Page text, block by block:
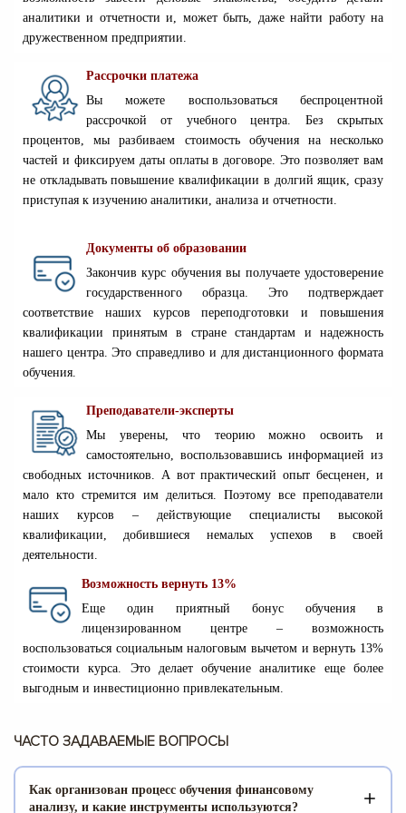
аналитики и отчетности и, может быть, даже найти работу на
дружественном предприятии.
Рассрочки платежа
Вы можете воспользоваться беспроцентной
рассрочкой от учебного центра. Без скрытых
процентов, мы разбиваем стоимость обучения на несколько
частей и фиксируем даты оплаты в договоре. Это позволяет вам
не откладывать повышение квалификации в долгий ящик, сразу
приступая к изучению аналитики, анализа и отчетности.
Документы об образовании
Закончив курс обучения вы получаете удостоверение
государственного образца. Это подтверждает
соответствие наших курсов переподготовки и повышения
квалификации принятым в стране стандартам и надежность
нашего центра. Это справедливо и для дистанционного формата
обучения.
Преподаватели-эксперты
Мы уверены, что теорию можно освоить и
самостоятельно, воспользовавшись информацией из
свободных источников. А вот практический опыт бесценен, и
мало кто стремится им делиться. Поэтому все преподаватели
наших курсов – действующие специалисты высокой
квалификации, добившиеся немалых успехов в своей
деятельности.
Возможность вернуть 13%
Еще один приятный бонус обучения в
лицензированном центре – возможность
воспользоваться социальным налоговым вычетом и вернуть 13%
стоимости курса. Это делает обучение аналитике еще более
выгодным и инвестиционно привлекательным.
ЧАСТО ЗАДАВАЕМЫЕ ВОПРОСЫ
Как организован процесс обучения финансовому
анализу, и какие инструменты используются?